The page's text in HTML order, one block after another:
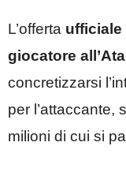
L’offerta ufficiale
giocatore
concretizzarsi
per l’attaccante,
milioni di cui si